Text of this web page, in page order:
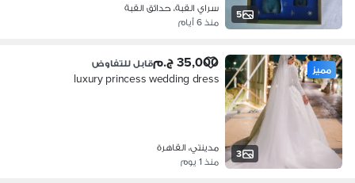
5
سراي القبة، حدائق القبة
منذ 6 أيام
3
مميز 35,000 ج.م قابل للتفاوض
luxury princess wedding dress
مدينتي، القاهرة
منذ 1 يوم